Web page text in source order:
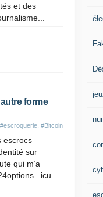
et des
forme
#escroquerie #Bitcoin
escrocs
sur
qui m’a
. icu